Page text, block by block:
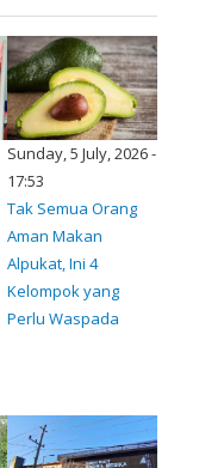
Sunday, 5 July, 2026 -
17:53
Tak Semua Orang
Aman Makan
Alpukat, Ini 4
Kelompok yang
Perlu Waspada